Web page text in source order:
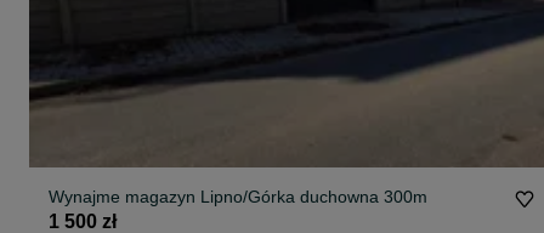
Wynajme magazyn Lipno/Górka duchowna 300m
1 500 zł